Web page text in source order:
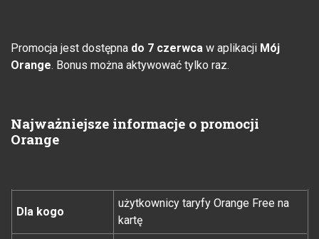
Promocja jest dostępna do 7 czerwca w aplikacji Mój
Orange. Bonus można aktywować tylko raz.
Najważniejsze informacje o promocji
Orange
Dla kogo
użytkownicy taryfy Orange Free na
kartę